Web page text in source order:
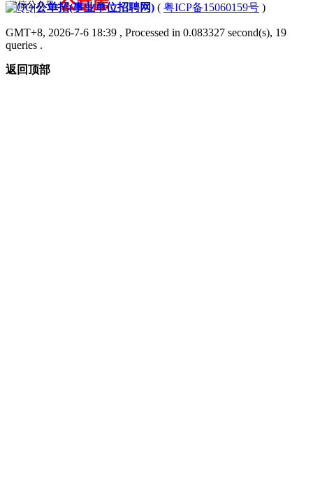
|公单招(事业单位招聘网) ( 粤ICP备15060159号 )
GMT+8, 2026-7-6 18:39 , Processed in 0.083327 second(s), 19
queries .
返回顶部